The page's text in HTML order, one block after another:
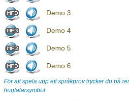
Demo 3
Demo 4
Demo 5
Demo 6
För att spela upp ett språkprov trycker du på
högtalarsymbol